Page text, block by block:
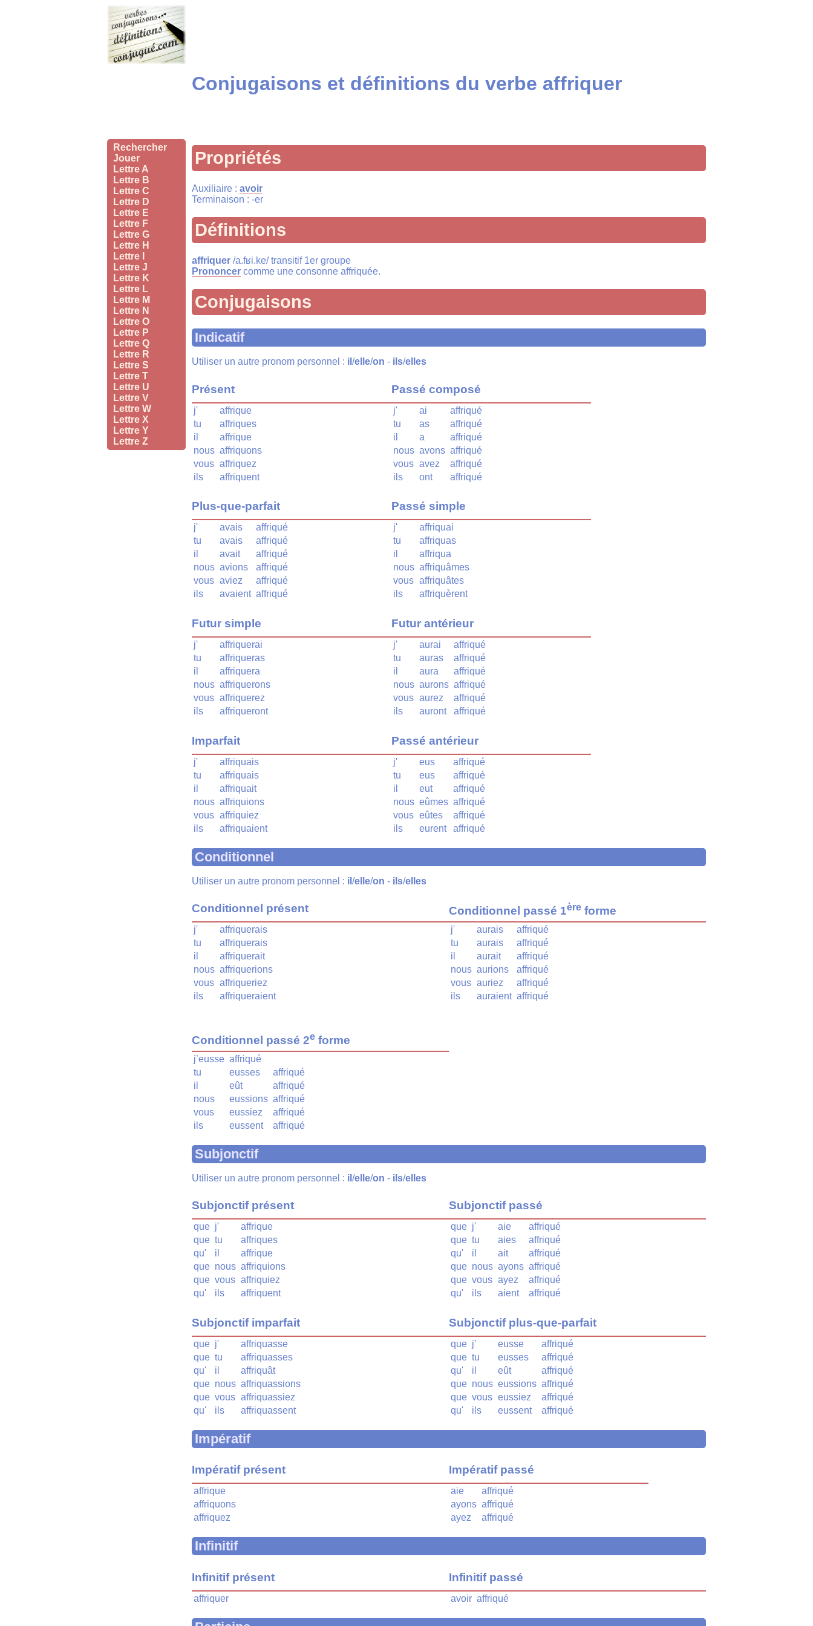
Rechercher
Jouer
Lettre A
Lettre B
Lettre C
Lettre D
Lettre E
Lettre F
Lettre G
Lettre H
Lettre I
Lettre J
Lettre K
Lettre L
Lettre M
Lettre N
Lettre O
Lettre P
Lettre Q
Lettre R
Lettre S
Lettre T
Lettre U
Lettre V
Lettre W
Lettre X
Lettre Y
Lettre Z
Conjugaisons et définitions du verbe affriquer
Propriétés
Auxiliaire : avoir
Terminaison : -er
Définitions
affriquer /a.fʁi.ke/ transitif 1er groupe
Prononcer comme une consonne affriquée.
Conjugaisons
Indicatif
Utiliser un autre pronom personnel : il /elle/on - ils/elles
Présent
j'
affrique
tu
affriques
il
affrique
nous affriquons
vous affriquez
ils
affriquent
Plus-que-parfait
j' avais
affriqué
tu
avais
affriqué
il
avait
affriqué
nous avions
affriqué
vous aviez
affriqué
ils
avaient affriqué
Futur simple
j'
affriquerai
tu
affriqueras
il
affriquera
nous affriquerons
vous affriquerez
ils
affriqueront
Imparfait
j'
affriquais
tu
affriquais
il
affriquait
nous affriquions
vous affriquiez
ils
affriquaient
Passé composé
j' ai
affriqué
tu
as
affriqué
il
a
affriqué
nous avons affriqué
vous avez
affriqué
ils
ont affriqué
Passé simple
j'
affriquai
tu
affriquas
il
affriqua
nous affriquâmes
vous affriquâtes
ils
affriquèrent
Futur antérieur
j' aurai
affriqué
tu
auras
affriqué
il
aura
affriqué
nous aurons affriqué
vous aurez
affriqué
ils
auront affriqué
Passé antérieur
j' eus
affriqué
tu
eus
affriqué
il
eut
affriqué
nous eûmes affriqué
vous eûtes
affriqué
ils
eurent affriqué
Conditionnel
Utiliser un autre pronom personnel : il /elle/on - ils/elles
Conditionnel présent
j'
affriquerais
tu
affriquerais
il
affriquerait
nous affriquerions
vous affriqueriez
ils
affriqueraient
Conditionnel passé 1ère forme
j' aurais
affriqué
tu
aurais
affriqué
il
aurait
affriqué
nous aurions
affriqué
vous auriez
affriqué
ils
auraient affriqué
Conditionnel passé 2e forme
j’eusse affriqué
tu
eusses
affriqué
il
eût
affriqué
nous
eussions affriqué
vous
eussiez
affriqué
ils
eussent affriqué
Subjonctif
Utiliser un autre pronom personnel : il /elle/on - ils/elles
Subjonctif présent
que j'
affrique
que tu
affriques
qu'
il
affrique
que nous affriquions
que vous affriquiez
qu'
ils affriquent
Subjonctif imparfait
que j'
affriquasse
que tu
affriquasses
qu'
il
affriquât
que nous affriquassions
que vous affriquassiez
qu'
ils affriquassent
Subjonctif passé
que j' aie
affriqué
que tu aies
affriqué
qu'
il ait
affriqué
que nous ayons affriqué
que vous ayez
affriqué
qu'
ils aient affriqué
Subjonctif plus-que-parfait
que j' eusse
affriqué
que tu eusses
affriqué
qu'
il eût
affriqué
que nous eussions affriqué
que vous eussiez
affriqué
qu'
ils eussent affriqué
Impératif
Impératif présent
affrique
affriquons
affriquez
Impératif passé
aie
affriqué
ayons affriqué
ayez
affriqué
Infinitif
Infinitif présent
affriquer
Infinitif passé
avoir affriqué